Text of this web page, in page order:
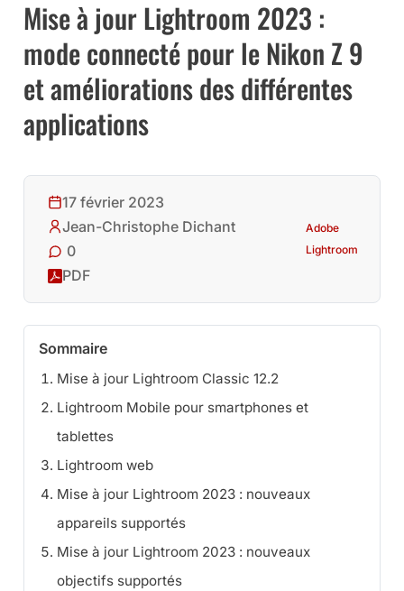
Mise à jour Lightroom 2023 :
mode connecté pour le Nikon Z 9
et améliorations des différentes
applications
17 février 2023
Jean-Christophe Dichant
0
PDF
Adobe
Lightroom
Sommaire
Mise à jour Lightroom Classic 12.2
Lightroom Mobile pour smartphones et
tablettes
Lightroom web
Mise à jour Lightroom 2023 : nouveaux
appareils supportés
Mise à jour Lightroom 2023 : nouveaux
objectifs supportés